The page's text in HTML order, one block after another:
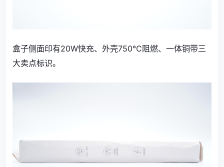
盒子侧面印有20W快充、外壳750℃阻燃、一体铜带三
大卖点标识。